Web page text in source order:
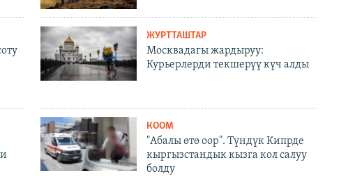
ЖУРТТАШТАР
Москвадагы жардыруу:
Курьерлерди текшерүү күч алды
КООМ
"Абалы өтө оор". Түндүк Кипрде
кыргызстандык кызга кол салуу
болду